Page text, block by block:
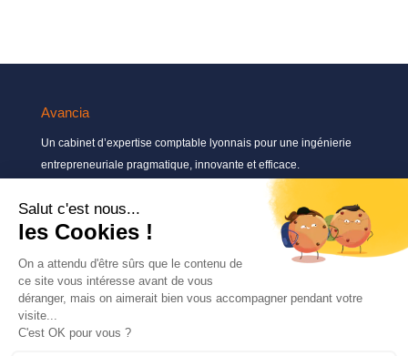
Avancia
Un cabinet d’expertise comptable lyonnais pour une ingénierie
entrepreneuriale pragmatique, innovante et efficace.
Contactez-nous
30, rue Pré Gaudry, 69007 Lyon
contact@avancia.fr